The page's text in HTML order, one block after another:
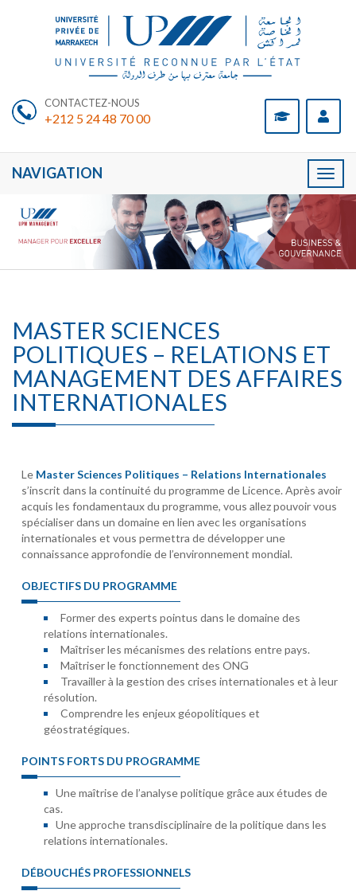
CONTACTEZ-NOUS
+212 5 24 48 70 00
NAVIGATION
MASTER SCIENCES
POLITIQUES – RELATIONS ET
MANAGEMENT DES AFFAIRES
INTERNATIONALES
Le Master Sciences Politiques – Relations Internationales
s’inscrit dans la continuité du programme de Licence. Après avoir
acquis les fondamentaux du programme, vous allez pouvoir vous
spécialiser dans un domaine en lien avec les organisations
internationales et vous permettra de développer une
connaissance approfondie de l’environnement mondial.
OBJECTIFS DU PROGRAMME
Former des experts pointus dans le domaine des
relations internationales.
Maîtriser les mécanismes des relations entre pays.
Maîtriser le fonctionnement des ONG
Travailler à la gestion des crises internationales et à leur
résolution.
Comprendre les enjeux géopolitiques et
géostratégiques.
POINTS FORTS DU PROGRAMME
Une maîtrise de l’analyse politique grâce aux études de
cas.
Une approche transdisciplinaire de la politique dans les
relations internationales.
DÉBOUCHÉS PROFESSIONNELS